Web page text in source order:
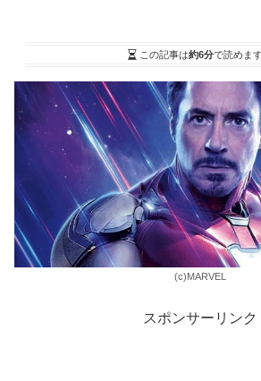
この記事は約6分で読めます
(c)MARVEL
スポンサーリンク